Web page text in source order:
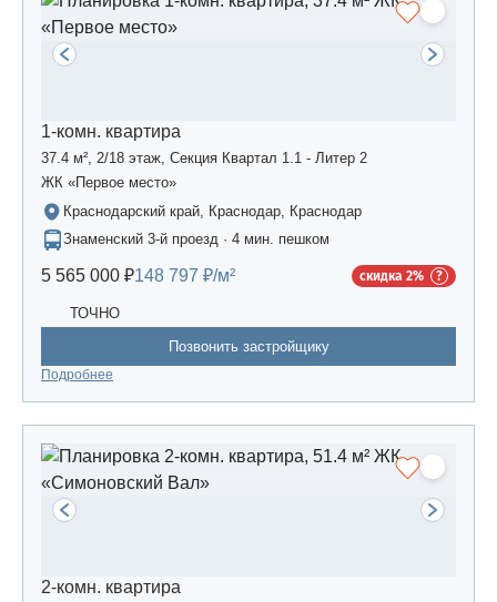
1-комн. квартира
37.4 м², 2/18 этаж, Секция Квартал 1.1 - Литер 2
ЖК «Первое место»
Краснодарский край, Краснодар, Краснодар
Знаменский 3-й проезд · 4 мин. пешком
5 565 000 ₽148 797 ₽/м² скидка 2%
ТОЧНО
Позвонить застройщику
Подробнее
2-комн. квартира